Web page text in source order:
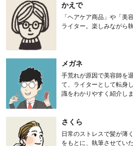
かえで
「ヘアケア商品」や「美
ライター。楽しみながら
メガネ
手荒れが原因で美容師を
て、ライターとして転身
識をわかりやすく紹介し
さくら
日常のストレスで髪が薄
をもとに、執筆させてい